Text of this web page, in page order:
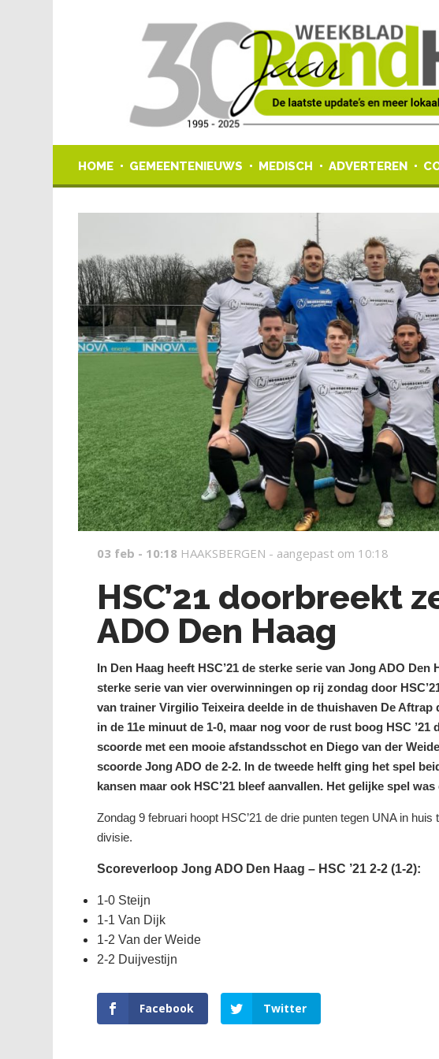
HOME GEMEENTENIEUWS MEDISCH ADVERTEREN
03 feb - 10:18 HAAKSBERGEN - aangepast om 10:18
HSC’21 doorbreekt
ADO Den Haag
In Den Haag heeft HSC’21 de sterke serie van Jong ADO
sterke serie van vier overwinningen op rij zondag door
van trainer Virgilio Teixeira deelde in de thuishaven De Aftrap
in de 11e minuut de 1-0, maar nog voor de rust boog HSC
scoorde met een mooie afstandsschot en Diego van der
scoorde Jong ADO de 2-2. In de tweede helft ging het spel
kansen maar ook HSC’21 bleef aanvallen. Het gelijke spel
Zondag 9 februari hoopt HSC’21 de drie punten tegen UNA in
divisie.
Scoreverloop Jong ADO Den Haag – HSC ’21 2-2 (1-2):
1-0 Steijn
1-1 Van Dijk
1-2 Van der Weide
2-2 Duijvestijn
Facebook Twitter